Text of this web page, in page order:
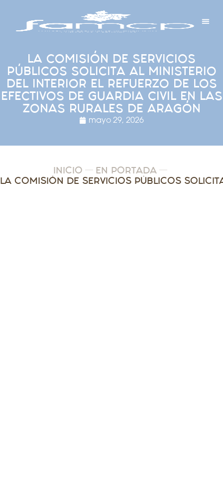
LA COMISIÓN DE SERVICIOS
PÚBLICOS SOLICITA AL MINISTERIO
DEL INTERIOR EL REFUERZO DE LOS
EFECTIVOS DE GUARDIA CIVIL EN LAS
ZONAS RURALES DE ARAGÓN
mayo 29, 2026
INICIO EN PORTADA